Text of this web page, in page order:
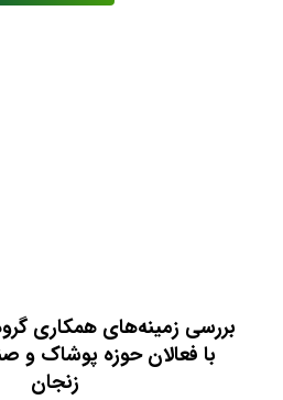
بررسی زمینه‌های همکاری
با فعالان حوزه پوشاک و
زنجان